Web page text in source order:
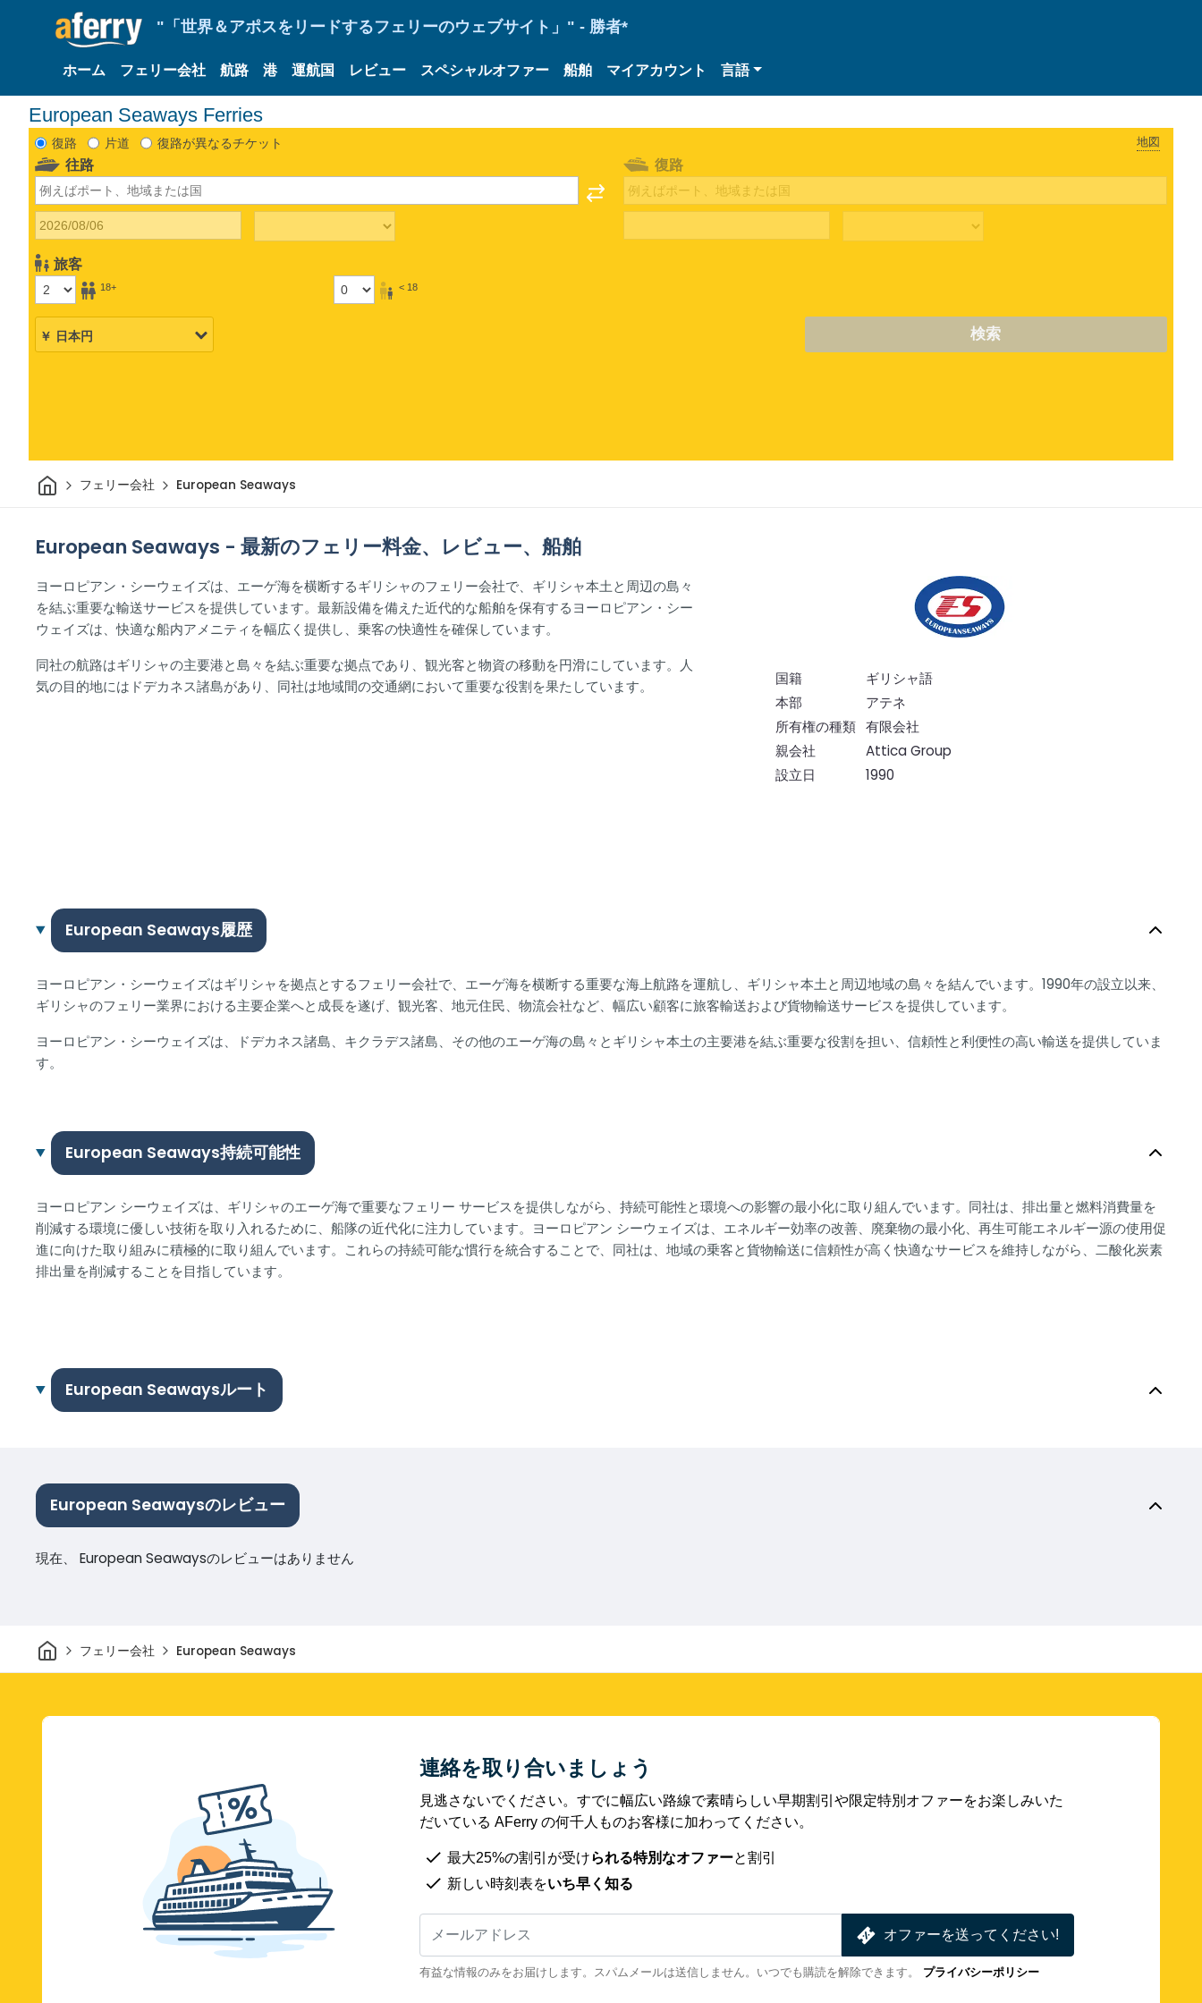
"「世界＆アポスをリードするフェリーのウェブサイト」" - 勝者*
ホーム フェリー会社 航路 港 運航国 レビュー スペシャルオファー 船舶 マイアカウント 言語
European Seaways Ferries
復路 片道 復路が異なるチケット 地図
往路
旅客
18+ < 18
復路
検索
家 フェリー会社 European Seaways
European Seaways - 最新のフェリー料金、レビュー、船舶
ヨーロピアン・シーウェイズは、エーゲ海を横断するギリシャのフェリー会社で、ギリシャ本土と周辺の島々
を結ぶ重要な輸送サービスを提供しています。最新設備を備えた近代的な船舶を保有するヨーロピアン・シー
ウェイズは、快適な船内アメニティを幅広く提供し、乗客の快適性を確保しています。
同社の航路はギリシャの主要港と島々を結ぶ重要な拠点であり、観光客と物資の移動を円滑にしています。人
気の目的地にはドデカネス諸島があり、同社は地域間の交通網において重要な役割を果たしています。
国籍
ギリシャ語
本部
アテネ
所有権の種類 有限会社
親会社
Attica Group
設立日
1990
European Seaways履歴
ヨーロピアン・シーウェイズはギリシャを拠点とするフェリー会社で、エーゲ海を横断する重要な海上航路を運航し、ギリシャ本土と周辺地域の島々を結んでいます。1990年の設立以来、
ギリシャのフェリー業界における主要企業へと成長を遂げ、観光客、地元住民、物流会社など、幅広い顧客に旅客輸送および貨物輸送サービスを提供しています。
ヨーロピアン・シーウェイズは、ドデカネス諸島、キクラデス諸島、その他のエーゲ海の島々とギリシャ本土の主要港を結ぶ重要な役割を担い、信頼性と利便性の高い輸送を提供していま
す。
European Seaways持続可能性
ヨーロピアン シーウェイズは、ギリシャのエーゲ海で重要なフェリー サービスを提供しながら、持続可能性と環境への影響の最小化に取り組んでいます。同社は、排出量と燃料消費量を
削減する環境に優しい技術を取り入れるために、船隊の近代化に注力しています。ヨーロピアン シーウェイズは、エネルギー効率の改善、廃棄物の最小化、再生可能エネルギー源の使用促
進に向けた取り組みに積極的に取り組んでいます。これらの持続可能な慣行を統合することで、同社は、地域の乗客と貨物輸送に信頼性が高く快適なサービスを維持しながら、二酸化炭素
排出量を削減することを目指しています。
European Seawaysルート
European Seawaysのレビュー
現在、 European Seawaysのレビューはありません
家 フェリー会社 European Seaways
連絡を取り合いましょう
見逃さないでください。すでに幅広い路線で素晴らしい早期割引や限定特別オファーをお楽しみいた
だいている AFerry の何千人ものお客様に加わってください。
最大25%の割引が受けられる特別なオファーと割引
新しい時刻表をいち早く知る
オファーを送ってください!
有益な情報のみをお届けします。スパムメールは送信しません。いつでも購読を解除できます。 プライバシーポリシー